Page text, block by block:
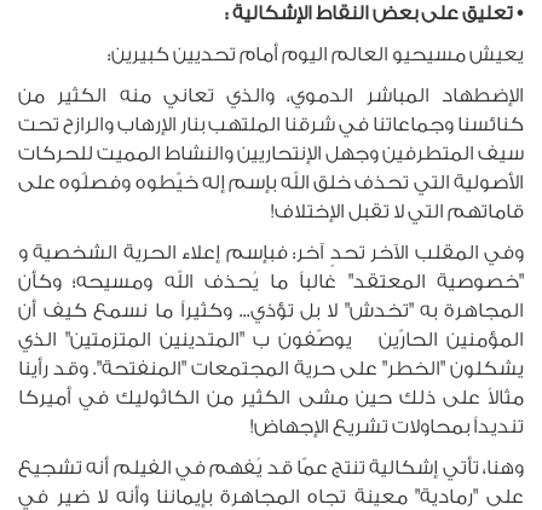
• تعليق على بعض النقاط الإشكالية :
يعيش مسيحيو العالم اليوم أمام تحديين كبيرين:
الإضطهاد المباشر الدموي، والذي تعاني منه الكثير من
كنائسنا وجماعاتنا في شرقنا الملتهب بنار الإرهاب والرازح تحت
سيف المتطرفين وجهل الإنتحاريين والنشاط المميت للحركات
الأصولية التي تحذف خلق الله بإسم إله خيّطوه وفصلّوه على
قاماتهم التي لا تقبل الإختلاف!
وفي المقلب الآخر تحدٍ آخر: فبإسم إعلاء الحرية الشخصية و
"خصوصية المعتقد" غالباً ما يُحذف الله ومسيحه؛ وكأن
المجاهرة به "تخدش" لا بل تؤذي... وكثيراً ما نسمع كيف أن
المؤمنين الحارّين يوصّفون ب "المتدينين المتزمتين" الذي
يشكلون "الخطر" على حرية المجتمعات "المنفتحة". وقد رأينا
مثالاً على ذلك حين مشى الكثير من الكاثوليك في أميركا
تنديداً بمحاولات تشريع الإجهاض!
وهنا، تأتي إشكالية تنتج عمّا قد يُفهم في الفيلم أنه تشجيع
على "رمادية" معينة تجاه المجاهرة بإيماننا وأنه لا ضير في